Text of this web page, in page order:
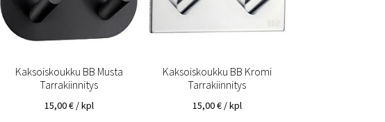
Kaksoiskoukku BB Musta
Tarrakiinnitys
15,00€ / kpl
Kaksoiskoukku BB Kromi
Tarrakiinnitys
15,00€ / kpl